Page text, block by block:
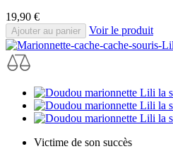
19,90 €Prix
Ajouter au panier Voir le produit
Victime de son succès